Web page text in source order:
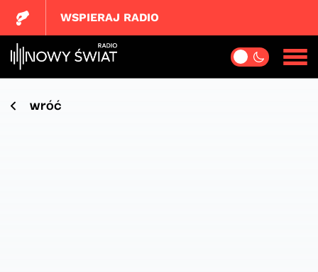
WSPIERAJ RADIO
wróć